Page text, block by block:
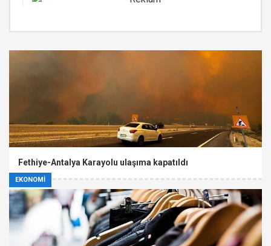
EKONOMİ
Fethiye-Antalya Karayolu ulaşıma kapatıldı